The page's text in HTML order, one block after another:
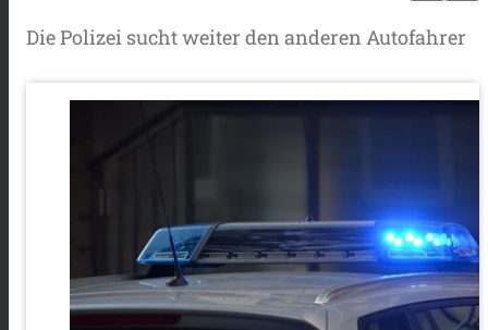
Die Polizei sucht weiter den anderen Autofahrer